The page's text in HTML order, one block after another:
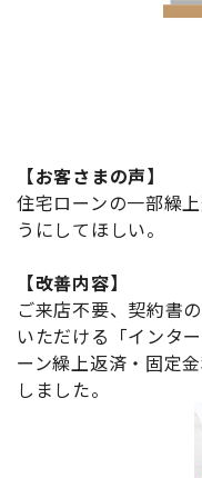
【お客さまの声】
住宅ローンの一部繰
うにしてほしい。
【改善内容】
ご来店不要、契約書
いただける「インタ
ーン繰上返済・固定
しました。